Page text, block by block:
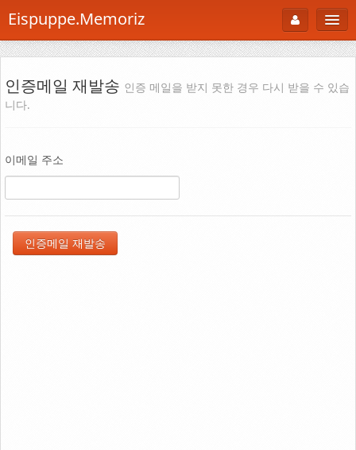
Eispuppe.Memoriz
로그인
About
AboutTori
Photo
Snaps
Portfolio
인증메일 재발송 인증 메일을 받지 못한 경우 다시 받을 수 있습
니다.
이메일 주소